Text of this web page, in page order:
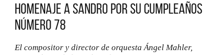
Homenaje a Sandro por su cumpleaños
número 78
El compositor y director de orquesta Ángel Mahler,